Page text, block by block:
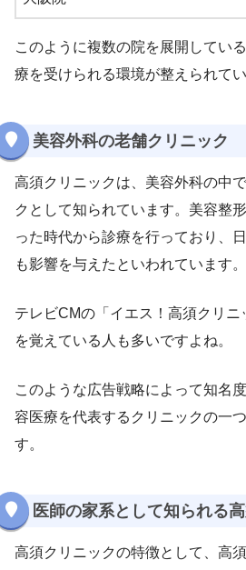
このように複数の院を展開してい
療を受けられる環境が整えられてい
美容外科の老舗クリニック
高須クリニックは、美容外科の中
クとして知られています。美容整
った時代から診療を行っており、
も影響を与えたといわれています。
テレビCMの「イエス！高須クリ
を覚えている人も多いですよね。
このような広告戦略によって知名
容医療を代表するクリニックの一
す。
医師の家系として知られる
高須クリニックの特徴として、高